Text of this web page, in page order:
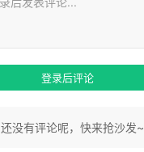
登录后评论
还没有评论呢，快来抢沙发~